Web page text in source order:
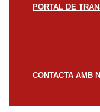
PORTAL DE
CONTACTA AMB